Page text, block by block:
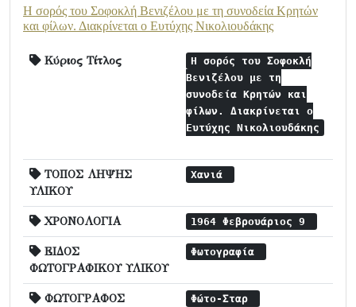
Η σορός του Σοφοκλή Βενιζέλου με τη συνοδεία Κρητών
και φίλων. Διακρίνεται ο Ευτύχης Νικολιουδάκης
Κύριος Τίτλος
Η σορός του Σοφοκλή
Βενιζέλου με τη
συνοδεία Κρητών και
φίλων. Διακρίνεται ο
Ευτύχης Νικολιουδάκης
ΤΟΠΟΣ ΛΗΨΗΣ
ΥΛΙΚΟΥ
Χανιά
ΧΡΟΝΟΛΟΓΙΑ 1964 Φεβρουάριος 9
ΕΙΔΟΣ
ΦΩΤΟΓΡΑΦΙΚΟΥ ΥΛΙΚΟΥ
Φωτογραφία
ΦΩΤΟΓΡΑΦΟΣ Φώτο-Σταρ